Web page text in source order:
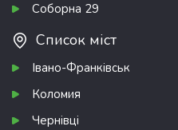
Соборна 29
Список міст
Івано-Франківськ
Коломия
Чернівці